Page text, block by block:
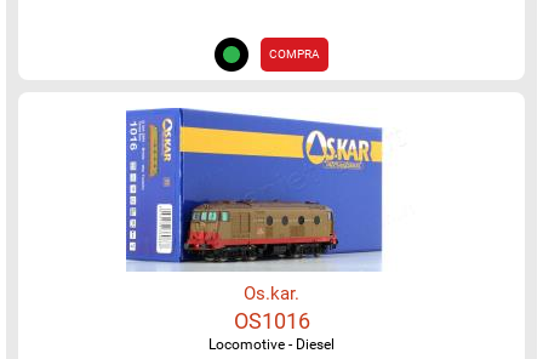
COMPRA
Os.kar.
OS1016
Locomotive - Diesel